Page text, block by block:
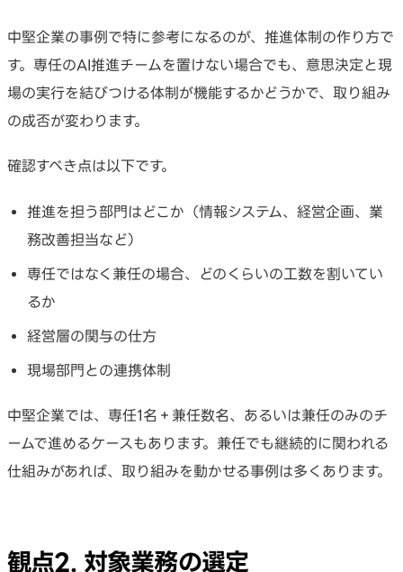
中堅企業の事例で特に参考になるのが、推進体制の作り方で
す。専任のAI推進チームを置けない場合でも、意思決定と現
場の実行を結びつける体制が機能するかどうかで、取り組み
の成否が変わります。
確認すべき点は以下です。
推進を担う部門はどこか（情報システム、経営企画、業
務改善担当など）
専任ではなく兼任の場合、どのくらいの工数を割いてい
るか
経営層の関与の仕方
現場部門との連携体制
中堅企業では、専任1名＋兼任数名、あるいは兼任のみのチ
ームで進めるケースもあります。兼任でも継続的に関われる
仕組みがあれば、取り組みを動かせる事例は多くあります。
観点2. 対象業務の選定